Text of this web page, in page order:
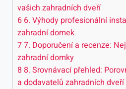
vašich zahradních dveří
6 6. Výhody profesionální
zahradní domek
77. Doporučení a recenze:
zahradní domky
8 8. Srovnávací přehled:
a dodavatelů zahradních dveří